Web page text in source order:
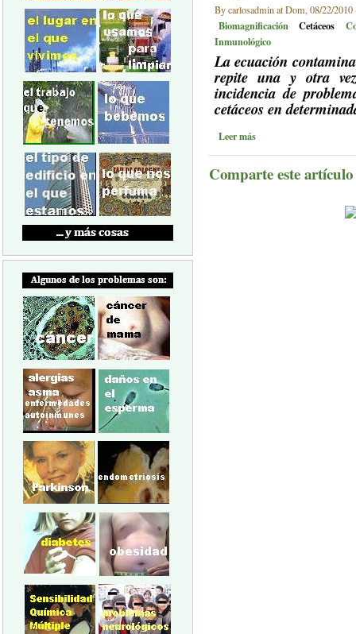
By carlosadmin at Dom, 08/22/2010
Biomagnificación Cetáceos
Inmunológico
La ecuación
repite una y otra
incidencia de
cetáceos en
Leer más
Comparte este artículo